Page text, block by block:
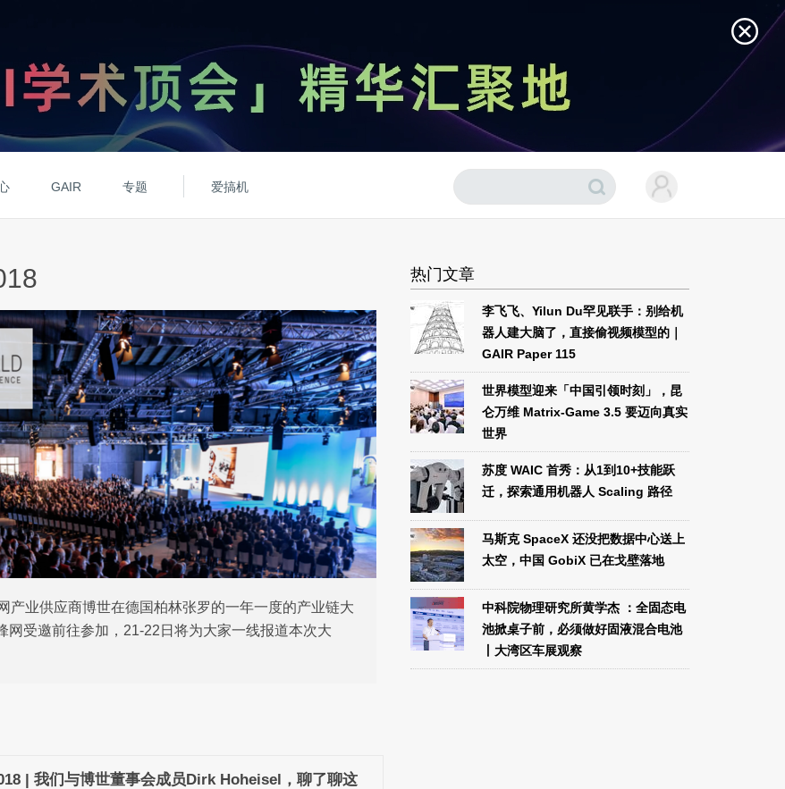
GAIR 专题 爱搞机
产业供应商博世在德国柏林张罗的一年一度的产业链大
受邀前往参加，21-22日将为大家一线报道本次大
| 我们与博世董事会成员Dirk Hoheisel，聊了聊这
热门文章
李飞飞、Yilun Du罕见联手：别给机
器人建大脑了，直接偷视频模型的｜
GAIR Paper 115
世界模型迎来「中国引领时刻」，昆
仑万维 Matrix-Game 3.5 要迈向真实
世界
苏度 WAIC 首秀：从1到10+技能跃
迁，探索通用机器人 Scaling 路径
马斯克 SpaceX 还没把数据中心送上
太空，中国 GobiX 已在戈壁落地
中科院物理研究所黄学杰 ：全固态电
池掀桌子前，必须做好固液混合电池
丨大湾区车展观察